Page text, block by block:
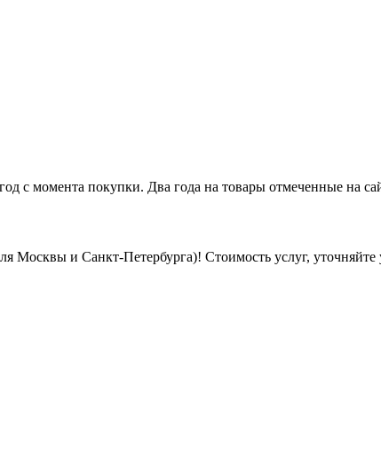
с момента покупки. Два года на товары отмеченные на
Москвы и Санкт-Петербурга)! Стоимость услуг, уточняйте